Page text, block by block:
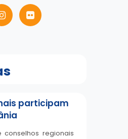
participam
conselhos regionais